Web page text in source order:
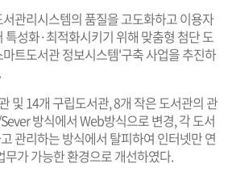
관리시스템의 품질을 고도화하고 이용자
특성화·최적화시키기 위해 맞춤형 첨단 도
트도서관 정보시스템'구축 사업을 추진하
및 14개 구립도서관, 8개 작은 도서관의 관
방식에서 Web방식으로 변경, 각 도서
관리하는 방식에서 탈피하여 인터넷만 연
무가 가능한 환경으로 개선하였다.